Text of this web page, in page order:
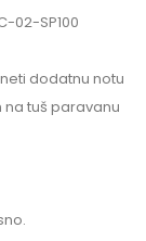
02-SP100
dodatnu notu
tuš paravanu